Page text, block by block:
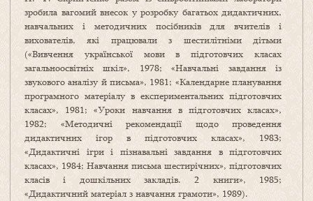
зробила вагомий внесок у розробку багатьох дидактичних,
навчальних і методичних посібників для вчителів і
вихователів, які працювали з шестилітніми дітьми
(«Вивчення української мови в підготовчих класах
загальноосвітніх шкіл», 1978; «Навчальні завдання із
звукового аналізу й письма», 1981; «Календарне планування
програмного матеріалу в експериментальних підготовчих
класах», 1981; «Уроки навчання в підготовчих класах»,
1982; «Методичні рекомендації щодо проведення
дидактичних ігор в підготовчих класах», 1983;
«Дидактичні ігри і пізнавальні завдання в підготовчих
класах», 1984; Навчання письма шестирічних», підготовчих
класів і дошкільних закладів. 2 книги», 1985;
«Дидактичний матеріал з навчання грамоти», 1989).